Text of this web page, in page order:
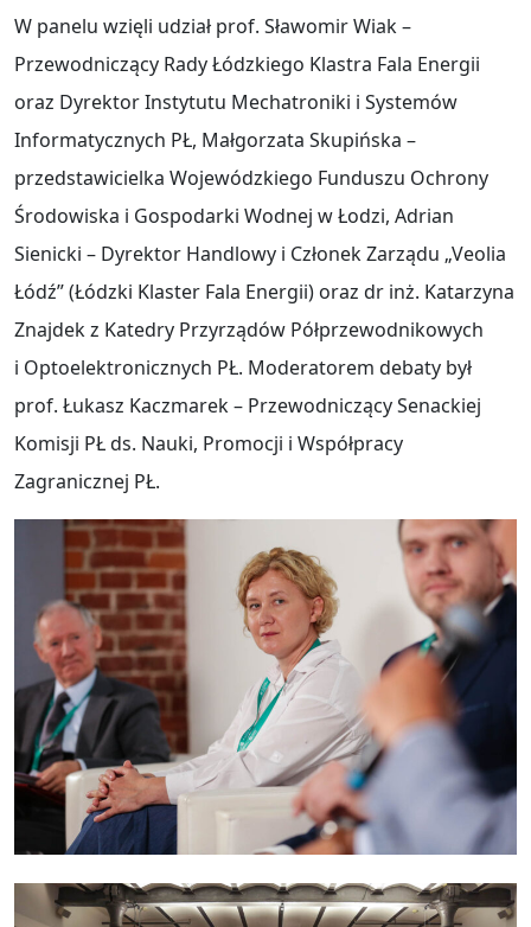
W panelu wzięli udział prof. Sławomir Wiak –
Przewodniczący Rady Łódzkiego Klastra Fala Energii
oraz Dyrektor Instytutu Mechatroniki i Systemów
Informatycznych PŁ, Małgorzata Skupińska –
przedstawicielka Wojewódzkiego Funduszu Ochrony
Środowiska i Gospodarki Wodnej w Łodzi, Adrian
Sienicki – Dyrektor Handlowy i Członek Zarządu „Veolia
Łódź” (Łódzki Klaster Fala Energii) oraz dr inż. Katarzyna
Znajdek z Katedry Przyrządów Półprzewodnikowych
i Optoelektronicznych PŁ. Moderatorem debaty był
prof. Łukasz Kaczmarek – Przewodniczący Senackiej
Komisji PŁ ds. Nauki, Promocji i Współpracy
Zagranicznej PŁ.